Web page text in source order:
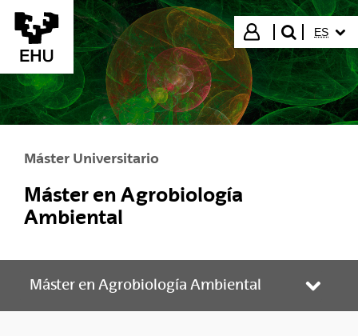
Saltar al contenido principal
Iniciar sesión
buscar"
ES
Máster Universitario
Máster en Agrobiología
Ambiental
Máster en Agrobiología Ambiental